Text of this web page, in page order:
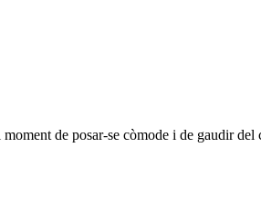
de posar-se còmode i de gaudir